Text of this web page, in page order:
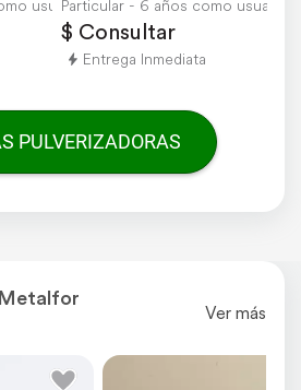
usuarioParticular - 6 años como usuario
$ Consultar
Entrega Inmediata
PULVERIZADORAS
Ver más